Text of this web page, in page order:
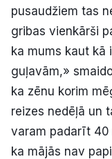
pusaudžiem tas
gribas vienkārši
ka mums kaut
guļavām,»
ka zēnu korim
reizes nedēļā un
varam padarīt 40
ka mājās nav